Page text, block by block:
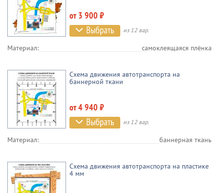
от 3 900 ₽
из 12 вар.
Материал: самоклеящаяся плёнка
Схема движения автотранспорта на
баннерной ткани
от 4 940 ₽
из 12 вар.
Материал: баннерная ткань
Схема движения автотранспорта на пластике
4 мм